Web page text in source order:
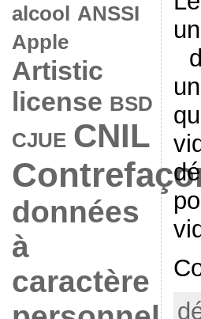
alcool
ANSSI
Apple
Artistic
license BSD
CJUE CNIL
données
à
caractère